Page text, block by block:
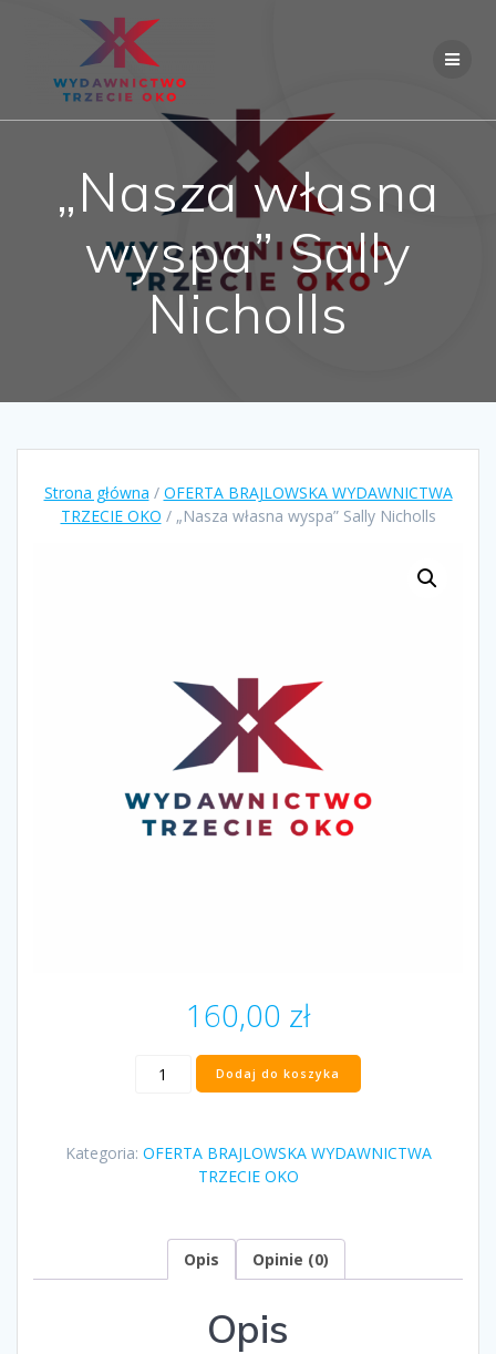
„Nasza własna
wyspa” Sally
Nicholls
Strona główna / OFERTA BRAJLOWSKA WYDAWNICTWA
TRZECIE OKO / „Nasza własna wyspa” Sally Nicholls
160,00 zł
ilość
„Nasza
Sally
Nicholls
Dodaj do koszyka
Kategoria: OFERTA BRAJLOWSKA WYDAWNICTWA
TRZECIE OKO
Opis Opinie (0)
Opis